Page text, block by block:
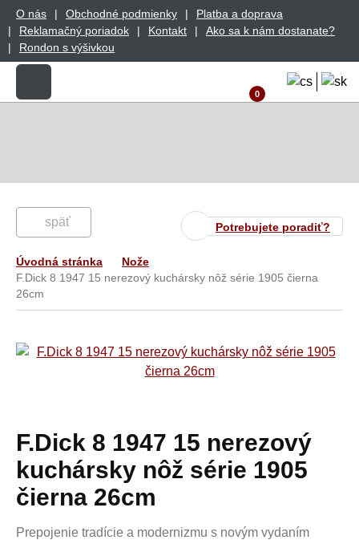
O nás Obchodné podmienky
Platba a doprava
Reklamačný poriadok
Kontakt
Ako sa k nám dostanate?
Rondon s výšivkou
0
Potrebujete poradiť?
späť
Úvodná stránka
Nože
F.Dick 8 1947 15 nerezový kuchársky nôž série 1905 čierna
26cm
F.Dick 8 1947 15 nerezový
kuchársky nôž série 1905
čierna 26cm
Prepojenie tradície a modernizmu s novým vydaním